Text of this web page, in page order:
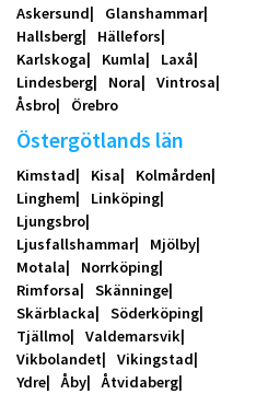
Askersund
Glanshammar
Hallsberg
Hällefors
Karlskoga
Kumla
Laxå
Lindesberg
Nora
Vintrosa
Åsbro
Örebro
Östergötlands län
Kimstad Kisa
Kolmården
Linghem
Linköping
Ljungsbro
Ljusfallshammar
Mjölby
Motala
Norrköping
Rimforsa
Skänninge
Skärblacka
Söderköping
Tjällmo
Valdemarsvik
Vikbolandet
Vikingstad
Ydre
Åby
Åtvidaberg